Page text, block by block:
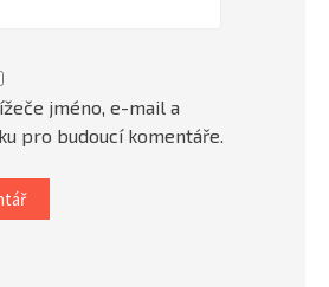
jméno, e-mail a
pro budoucí komentáře.